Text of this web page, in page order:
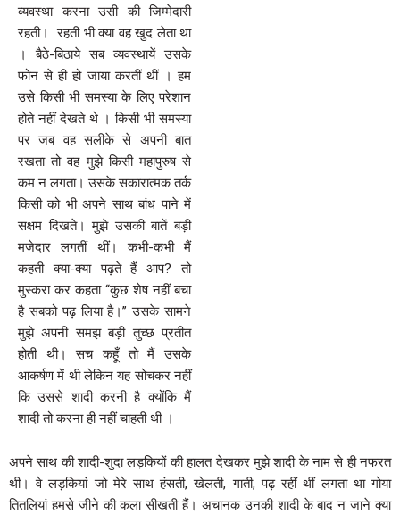
व्यवस्था करना उसी की जिम्मेदारी
रहती। रहती भी क्या वह खुद लेता था
। बैठे-बिठाये सब व्यवस्थायें उसके
फोन से ही हो जाया करतीं थीं । हम
उसे किसी भी समस्या के लिए परेशान
होते नहीं देखते थे । किसी भी समस्या
पर जब वह सलीके से अपनी बात
रखता तो वह मुझे किसी महापुरुष से
कम न लगता। उसके सकारात्मक तर्क
किसी को भी अपने साथ बांध पाने में
सक्षम दिखते। मुझे उसकी बातें बड़ी
मजेदार लगतीं थीं। कभी-कभी मैं
कहती क्या-क्या पढ़ते हैं आप? तो
मुस्करा कर कहता ‘‘कुछ शेष नहीं बचा
है सबको पढ़ लिया है।’’ उसके सामने
मुझे अपनी समझ बड़ी तुच्छ प्रतीत
होती थी। सच कहूँ तो मैं उसके
आकर्षण में थी लेकिन यह सोचकर नहीं
कि उससे शादी करनी है क्योंकि मैं
शादी तो करना ही नहीं चाहती थी ।
अपने साथ की शादी-शुदा लड़कियों की हालत देखकर मुझे शादी के नाम से ही नफरत
थी। वे लड़कियां जो मेरे साथ हंसती, खेलती, गाती, पढ़ रहीं थीं लगता था गोया
तितलियां हमसे जीने की कला सीखती हैं। अचानक उनकी शादी के बाद न जाने क्या